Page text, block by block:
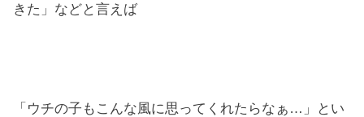
きた」などと言えば
「ウチの子もこんな風に思ってくれたらなぁ…」とい